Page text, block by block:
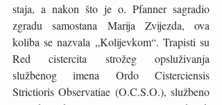
staja, a nakon što je o. Pfanner sagradio
zgradu samostana Marija Zvijezda, ova
koliba se nazvala „Kolijevkom“. Trapisti su
Red cistercita strožeg opsluživanja
službenog imena Ordo Cisterciensis
Strictioris Observatiae (O.C.S.O.), službeno